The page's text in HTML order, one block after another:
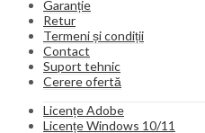
Garanție
Retur
Termeni și condiții
Contact
Suport tehnic
Cerere ofertă
Licențe Adobe
Licențe Windows 10/11